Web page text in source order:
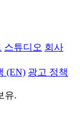
스튜디오 회사
(EN) 광고 정책
유.